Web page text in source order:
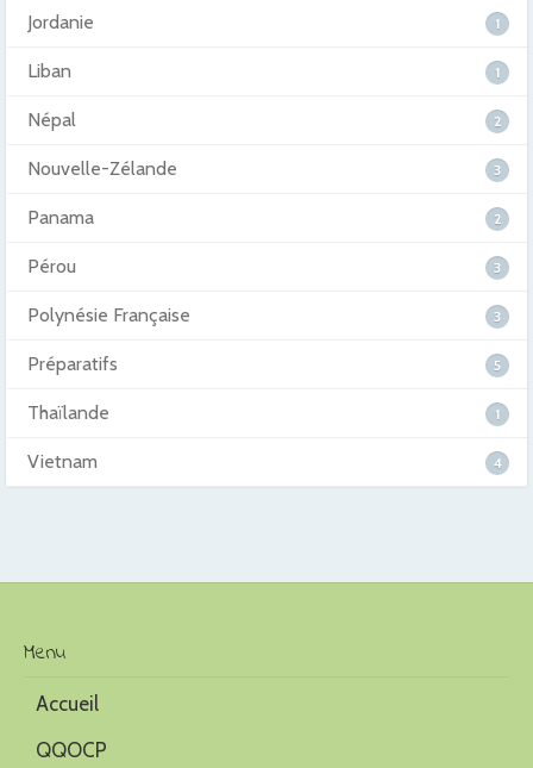
Jordanie 1
Liban 1
Népal 2
Nouvelle-Zélande 3
Panama 2
Pérou 3
Polynésie Française 3
Préparatifs 5
Thaïlande 1
Vietnam 4
Menu
Accueil
QQOCP